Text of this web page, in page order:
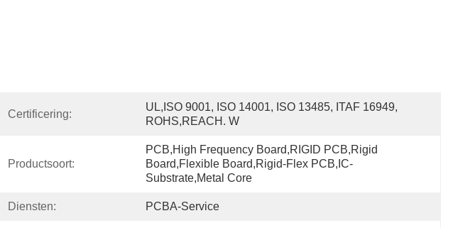
Certificering:
UL,ISO 9001, ISO 14001, ISO 13485, ITAF 16949,
ROHS,REACH. W
Productsoort:
PCB,High Frequency Board,RIGID PCB,Rigid
Board,Flexible Board,Rigid-Flex PCB,IC-
Substrate,Metal Core
Diensten: PCBA-Service